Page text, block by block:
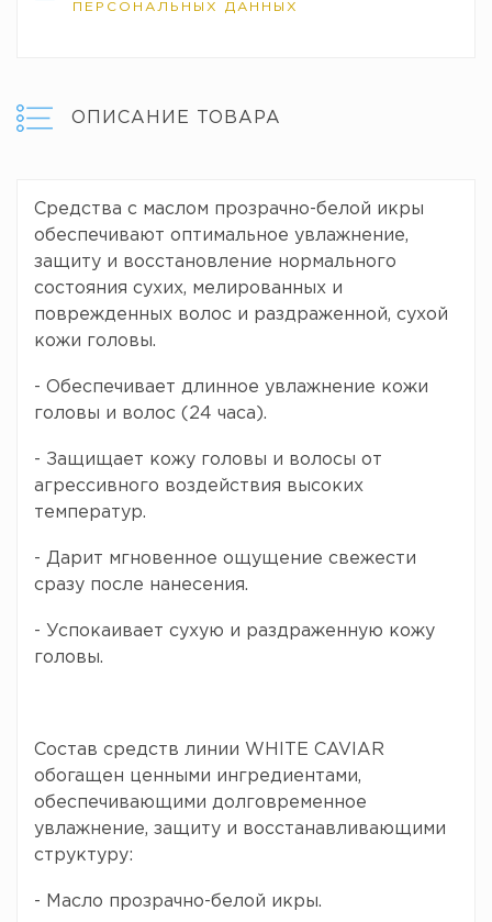
ПЕРСОНАЛЬНЫХ ДАННЫХ
ОПИСАНИЕ ТОВАРА
Средства с маслом прозрачно-белой икры
обеспечивают оптимальное увлажнение,
защиту и восстановление нормального
состояния сухих, мелированных и
поврежденных волос и раздраженной, сухой
кожи головы.
- Обеспечивает длинное увлажнение кожи
головы и волос (24 часа).
- Защищает кожу головы и волосы от
агрессивного воздействия высоких
температур.
- Дарит мгновенное ощущение свежести
сразу после нанесения.
- Успокаивает сухую и раздраженную кожу
головы.
Состав средств линии WHITE CAVIAR
обогащен ценными ингредиентами,
обеспечивающими долговременное
увлажнение, защиту и восстанавливающими
структуру:
- Масло прозрачно-белой икры.